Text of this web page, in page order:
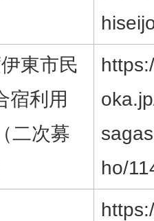
東市民
宿利用
二次募
ho/